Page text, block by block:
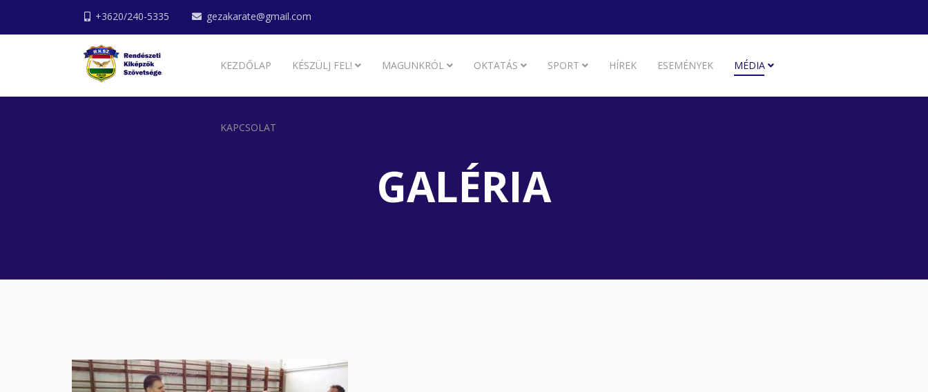
+3620/240-5335 gezakarate@gmail.com
KEZDŐLAP KÉSZÜLJ FEL! MAGUNKRÓL OKTATÁS SPORT HÍREK ESEMÉNYEK MÉDIA
KAPCSOLAT
GALÉRIA